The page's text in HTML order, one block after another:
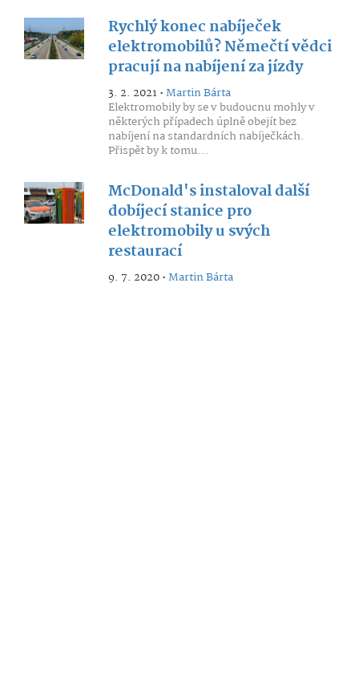
Rychlý konec nabíječek
elektromobilů? Němečtí vědci
pracují na nabíjení za jízdy
3. 2. 2021 •Martin Bárta
Elektromobily by se v budoucnu mohly v
některých případech úplně obejít bez
nabíjení na standardních nabíječkách.
Přispět by k tomu...
McDonald's instaloval další
dobíjecí stanice pro
elektromobily u svých
restaurací
9. 7. 2020 •Martin Bárta